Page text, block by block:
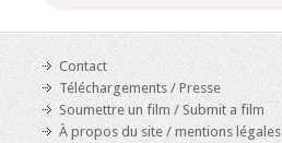
Contact
Téléchargements / Presse
Soumettre un film / Submit a film
À propos du site / mentions légales